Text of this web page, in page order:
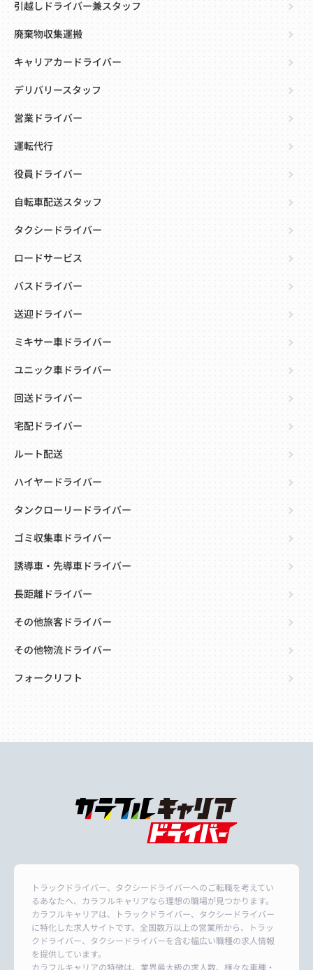
引越しドライバー兼スタッフ
廃棄物収集運搬
キャリアカードライバー
デリバリースタッフ
営業ドライバー
運転代行
役員ドライバー
自転車配送スタッフ
タクシードライバー
ロードサービス
バスドライバー
送迎ドライバー
ミキサー車ドライバー
ユニック車ドライバー
回送ドライバー
宅配ドライバー
ルート配送
ハイヤードライバー
タンクローリードライバー
ゴミ収集車ドライバー
誘導車・先導車ドライバー
長距離ドライバー
その他旅客ドライバー
その他物流ドライバー
フォークリフト
トラックドライバー、タクシードライバーへのご転職を考えてい
るあなたへ、カラフルキャリアなら理想の職場が見つかります。
カラフルキャリアは、トラックドライバー、タクシードライバー
に特化した求人サイトです。全国数万以上の営業所から、トラッ
クドライバー、タクシードライバーを含む幅広い職種の求人情報
を提供しています。
カラフルキャリアの特徴は、業界最大級の求人数、様々な車種・